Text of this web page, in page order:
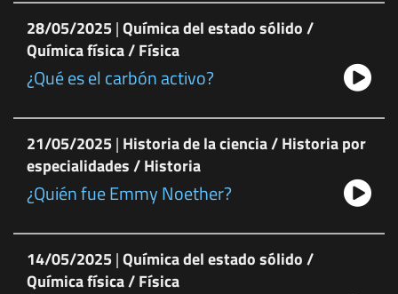
28/05/2025|Química del estado sólido /
Química física / Física
¿Qué es el carbón activo?
21/05/2025| Historia de la ciencia / Historia por
especialidades / Historia
¿Quién fue Emmy Noether?
14/05/2025|Química del estado sólido /
Química física / Física